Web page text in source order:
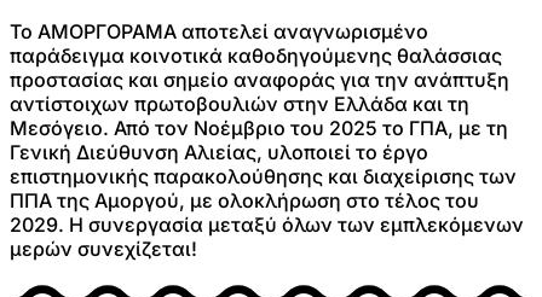
Το ΑΜΟΡΓΟΡΑΜΑ αποτελεί αναγνωρισμένο
παράδειγμα κοινοτικά καθοδηγούμενης θαλάσσιας
προστασίας και σημείο αναφοράς για την ανάπτυξη
αντίστοιχων πρωτοβουλιών στην Ελλάδα και τη
Μεσόγειο. Από τον Νοέμβριο του 2025 το ΓΠΑ, με τη
Γενική Διεύθυνση Αλιείας, υλοποιεί το έργο
επιστημονικής παρακολούθησης και διαχείρισης των
ΠΠΑ της Αμοργού, με ολοκλήρωση στο τέλος του
2029. Η συνεργασία μεταξύ όλων των εμπλεκόμενων
μερών συνεχίζεται!